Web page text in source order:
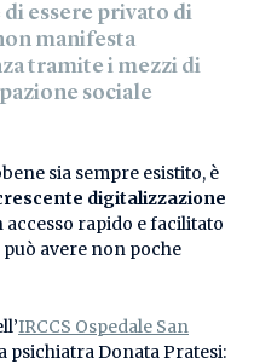
di essere privato di
manifesta
tramite i mezzi di
sociale
sia sempre esistito, è
digitalizzazione
rapido e facilitato
avere non poche
IRCCS Ospedale San
psichiatra Donata Pratesi: